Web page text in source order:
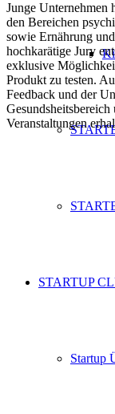
STARTUP
Startup
Junge Unternehmen
den Bereichen
sowie Ernährung
hochkarätige Jury
exklusive
Produkt zu testen.
Feedback und der
Veranstaltungen